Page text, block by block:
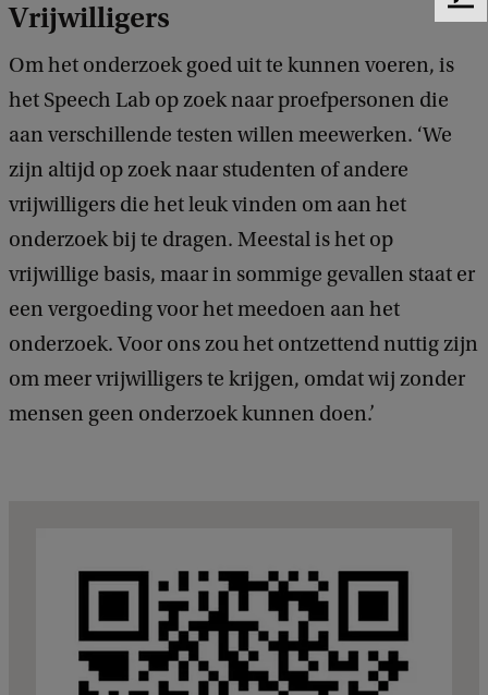
Vrijwilligers
Om het onderzoek goed uit te kunnen voeren, is
het Speech Lab op zoek naar proefpersonen die
aan verschillende testen willen meewerken. ‘We
zijn altijd op zoek naar studenten of andere
vrijwilligers die het leuk vinden om aan het
onderzoek bij te dragen. Meestal is het op
vrijwillige basis, maar in sommige gevallen staat er
een vergoeding voor het meedoen aan het
onderzoek. Voor ons zou het ontzettend nuttig zijn
om meer vrijwilligers te krijgen, omdat wij zonder
mensen geen onderzoek kunnen doen.’
F